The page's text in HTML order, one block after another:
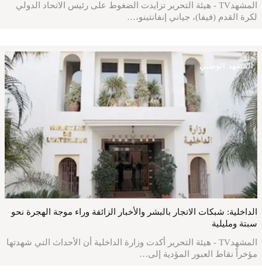
المشهدTV - هيئة التحرير تزايدت الضغوط على رئيس الاتحاد الدولي
لكرة القدم (فيفا)، جياني إنفانتينو،…
المشهد الوطني
الداخلية: شبكات الاتجار بالبشر والأخبار الزائفة وراء موجة الهجرة نحو
سبتة ومليلية
المشهدTV - هيئة التحرير أكدت وزارة الداخلية أن الأحداث التي شهدتها
مؤخراً نقاط العبور المؤدية إلى…